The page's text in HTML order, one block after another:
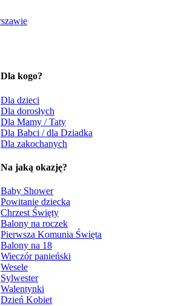
Dla kogo?
Dla dzieci
Dla dorosłych
Dla Mamy / Taty
Dla Babci / dla Dziadka
Dla zakochanych
Na jaką okazję?
Baby Shower
Powitanie dziecka
Chrzest Święty
Balony na roczek
Pierwsza Komunia Święta
Balony na 18
Wieczór panieński
Wesele
Sylwester
Walentynki
Dzień Kobiet